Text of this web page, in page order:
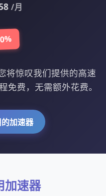
/月
将惊叹我们提供的高速
免费，无需额外花费。
加速器
加速器